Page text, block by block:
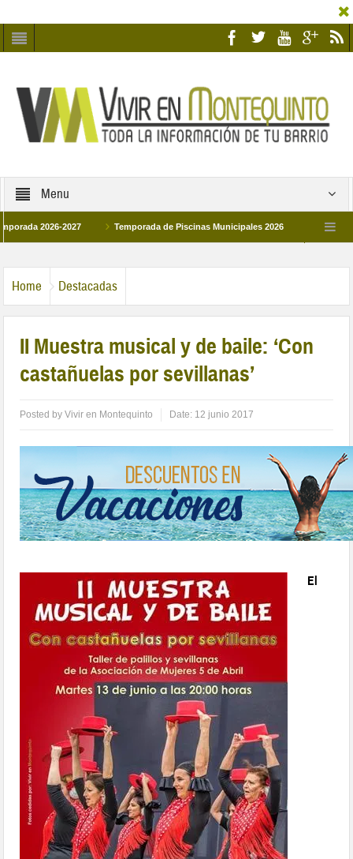
Menu
2026-2027 Temporada de Piscinas Municipales 2026 Los Campus
Home Destacadas
II Muestra musical y de baile: ‘Con
castañuelas por sevillanas’
Posted byVivir en Montequinto Date: 12 junio 2017
El